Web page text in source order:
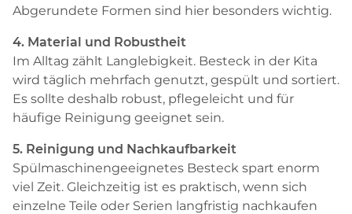
Abgerundete Formen sind hier besonders wichtig.
4. Material und Robustheit
Im Alltag zählt Langlebigkeit. Besteck in der Kita
wird täglich mehrfach genutzt, gespült und sortiert.
Es sollte deshalb robust, pflegeleicht und für
häufige Reinigung geeignet sein.
5. Reinigung und Nachkaufbarkeit
Spülmaschinengeeignetes Besteck spart enorm
viel Zeit. Gleichzeitig ist es praktisch, wenn sich
einzelne Teile oder Serien langfristig nachkaufen